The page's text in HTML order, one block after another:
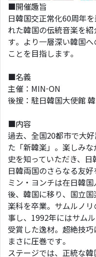
■開催趣旨
日韓国交正常化60周年
れた韓国の伝統音楽を
す。より一層深い韓国
ことを目指します。
■名義
主催：MIN-ON
後援：駐日韓国大使館 韓
■内容
過去、全国20都市で大
た「新韓楽」。楽しみ
史を知っていただき、日
日韓両国のさらなる友好
ミン・ヨンチは在日韓
後、韓国に移り、国立
楽科を卒業。サムルノ
事し、1992年にはサム
受賞した逸材。超絶技
まさに圧巻です。
ステージでは、正統な